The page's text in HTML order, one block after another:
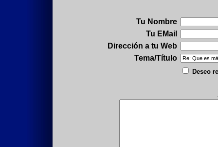
Tu Nombre
Tu EMail
Dirección a tu Web
Tema/Título
Deseo